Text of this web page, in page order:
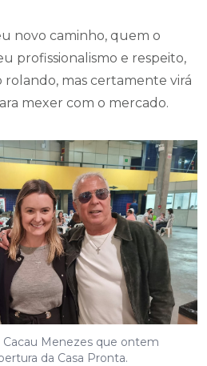
novo caminho, quem o
profissionalismo e respeito,
rolando, mas certamente virá
mexer com o mercado.
Menezes que ontem
da Casa Pronta.